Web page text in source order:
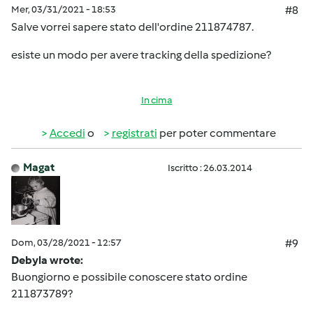
Mer, 03/31/2021 - 18:53
#8
Salve vorrei sapere stato dell'ordine 211874787.
esiste un modo per avere tracking della spedizione?
In cima
Accedi o registrati per poter commentare
Magat Iscritto : 26.03.2014
Dom, 03/28/2021 - 12:57
#9
Debyla wrote:
Buongiorno e possibile conoscere stato ordine
211873789?